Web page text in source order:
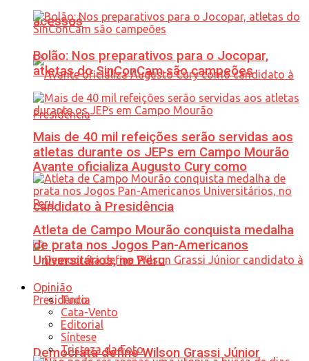
acessos
Avante oficializa Augusto Cury como
candidato à Presidência
Democrata define Wilson Grassi Júnior
Bolão: Nos preparativos para o Jocopar,
atletas do SinConCam são campeões
Mais de 40 mil refeições serão servidas aos
atletas durante os JEPs em Campo Mourão
Atleta de Campo Mourão conquista medalha
de prata nos Jogos Pan-Americanos
Universitários, no Peru
Opinião
Tudo
Cata-Vento
Editorial
Síntese
Tristeza da Foto